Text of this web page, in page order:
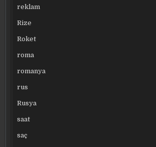
reklam
Rize
Roket
roma
romanya
rus
Rusya
saat
saç